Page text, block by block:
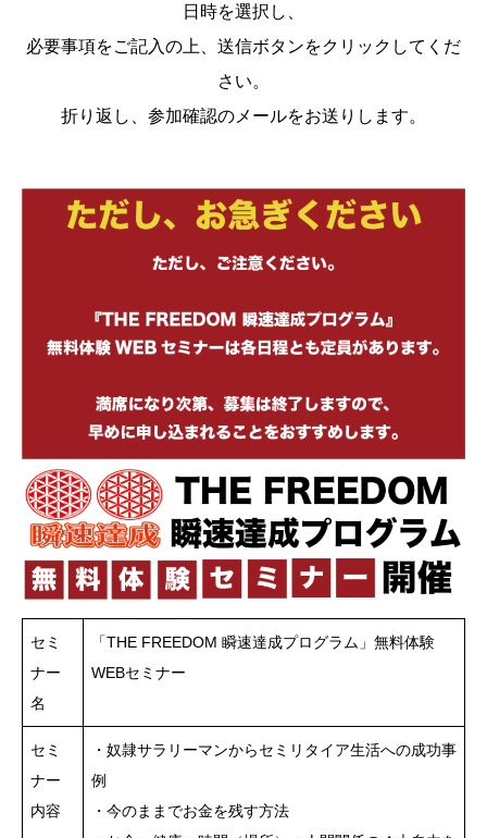
日時を選択し、
必要事項をご記入の上、送信ボタンをクリックしてくだ
さい。
折り返し、参加確認のメールをお送りします。
セミ
ナー
名
「THE FREEDOM 瞬速達成プログラム」無料体験
WEBセミナー
セミ
ナー
内容
・奴隷サラリーマンからセミリタイア生活への成功事
例
・今のままでお金を残す方法